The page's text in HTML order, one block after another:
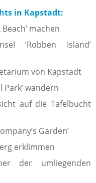
in Kapstadt:
machen
‘Robben Island’
von Kapstadt
Park’ wandern
auf die Tafelbucht
Garden’
erklimmen
der umliegenden